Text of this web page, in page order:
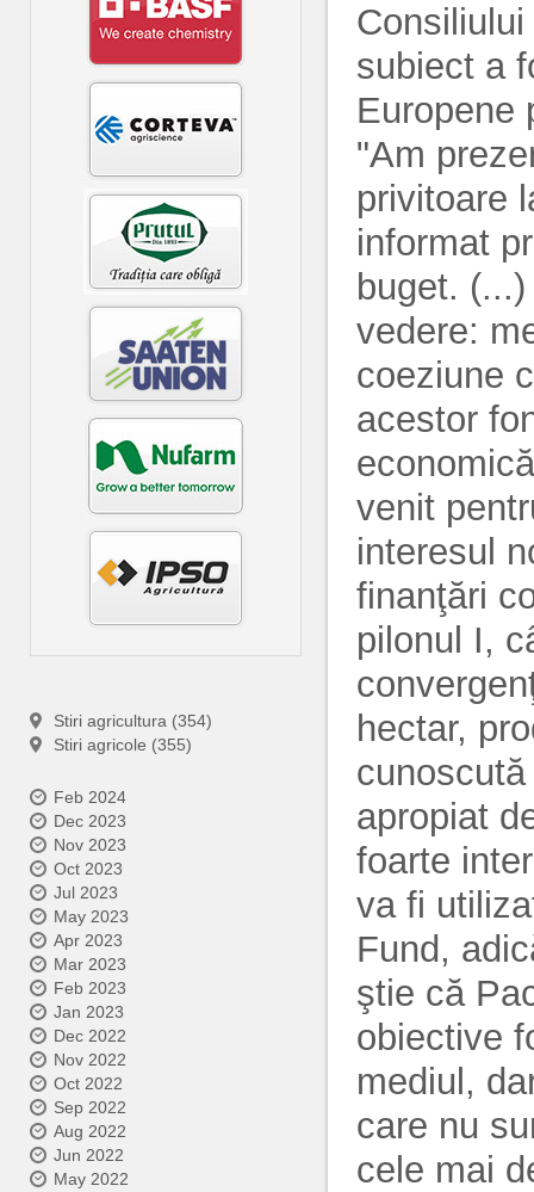
Stiri agricultura (354)
Stiri agricole (355)
Feb 2024
Dec 2023
Nov 2023
Oct 2023
Jul 2023
May 2023
Apr 2023
Mar 2023
Feb 2023
Jan 2023
Dec 2022
Nov 2022
Oct 2022
Sep 2022
Aug 2022
Jun 2022
May 2022
subiect a
Europene
"Am
privitoare
informat
buget.
vedere:
coeziune
acestor
venit
interesul
finanţări
pilonul I,
hectar,
apropiat
foarte
va fi
Fund,
ştie că
obiective
mediul,
care nu
cele mai